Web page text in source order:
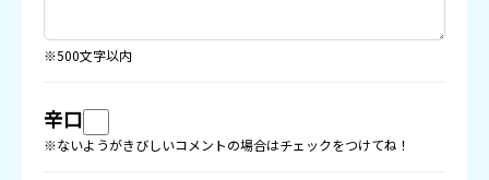
※500文字以内
辛口
※ないようがきびしいコメントの場合はチェックをつけてね！